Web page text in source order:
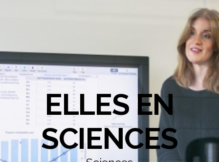
ELLES EN
SCIENCES